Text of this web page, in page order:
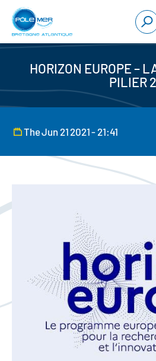
Cookies management panel
Skip
main
content
HORIZON EUROPE –
PILIER 2
The Jun 21 2021 - 21:41